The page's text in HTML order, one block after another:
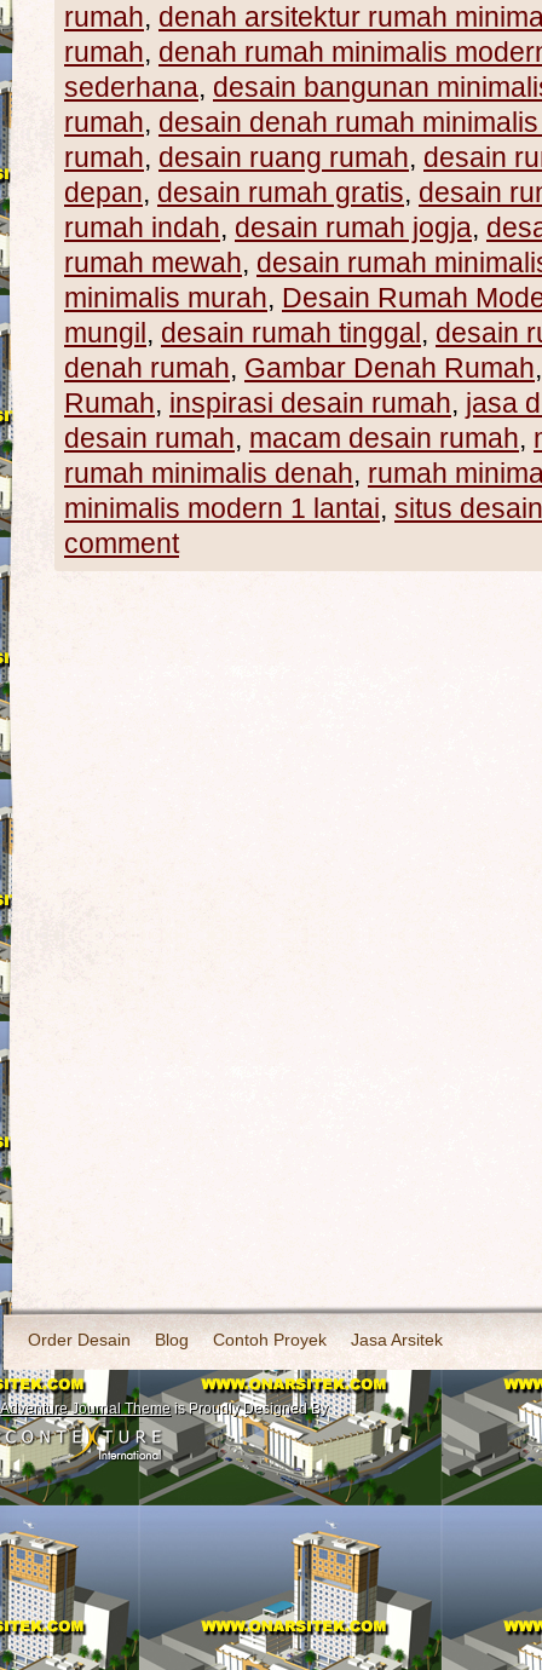
rumah, denah arsitektur rumah
rumah, denah rumah minimalis
sederhana, desain bangunan
rumah, desain denah rumah
rumah, desain ruang rumah, desain
depan, desain rumah gratis, desain
rumah indah, desain rumah jogja,
rumah mewah, desain rumah
minimalis murah, Desain Rumah
mungil, desain rumah tinggal, desain
denah rumah, Gambar Denah Rumah
Rumah, inspirasi desain rumah, jasa
desain rumah, macam desain rumah,
rumah minimalis denah, rumah
minimalis modern 1 lantai, situs
comment
Order Desain Blog Contoh Proyek Jasa Arsitek
Adventure Journal Themeis Proudly Designed By